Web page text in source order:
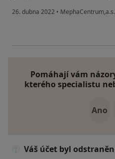
26. dubna 2022 • MephaCentrum,a.s.
Pomáhají vám
kterého specialistu
Ano
Váš účet byl odstraněn